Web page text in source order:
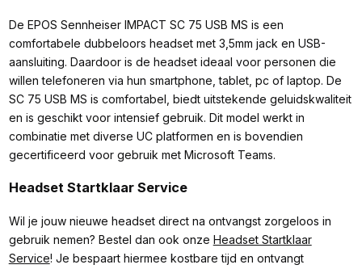
De EPOS Sennheiser IMPACT SC 75 USB MS is een
comfortabele dubbeloors headset met 3,5mm jack en USB-
aansluiting. Daardoor is de headset ideaal voor personen die
willen telefoneren via hun smartphone, tablet, pc of laptop. De
SC 75 USB MS is comfortabel, biedt uitstekende geluidskwaliteit
en is geschikt voor intensief gebruik. Dit model werkt in
combinatie met diverse UC platformen en is bovendien
gecertificeerd voor gebruik met Microsoft Teams.
Headset Startklaar Service
Wil je jouw nieuwe headset direct na ontvangst zorgeloos in
gebruik nemen? Bestel dan ook onze Headset Startklaar
Service! Je bespaart hiermee kostbare tijd en ontvangt